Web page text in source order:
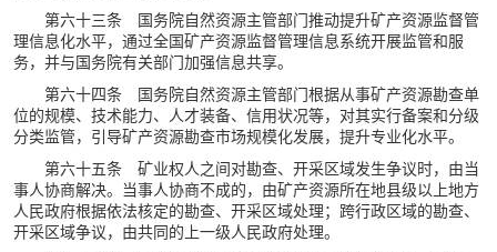
第六十三条 国务院自然资源主管部门推动提升矿产资源监督管
理信息化水平，通过全国矿产资源监督管理信息系统开展监管和服
务，并与国务院有关部门加强信息共享。
第六十四条 国务院自然资源主管部门根据从事矿产资源勘查单
位的规模、技术能力、人才装备、信用状况等，对其实行备案和分级
分类监管，引导矿产资源勘查市场规模化发展，提升专业化水平。
第六十五条 矿业权人之间对勘查、开采区域发生争议时，由当
事人协商解决。当事人协商不成的，由矿产资源所在地县级以上地方
人民政府根据依法核定的勘查、开采区域处理；跨行政区域的勘查、
开采区域争议，由共同的上一级人民政府处理。